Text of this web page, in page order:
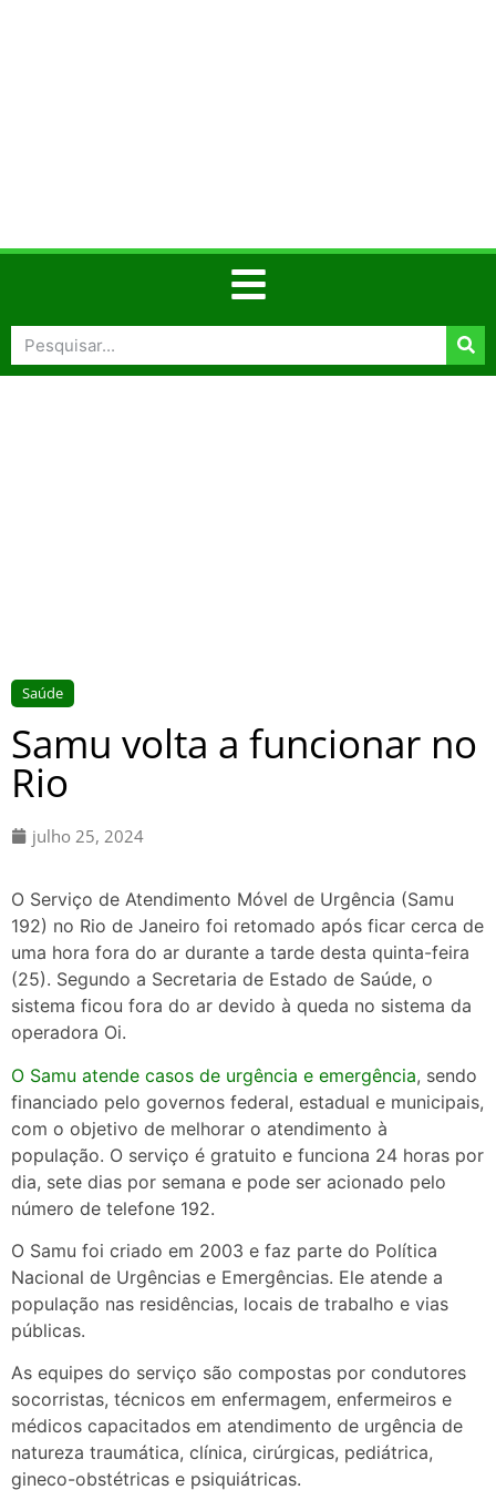
Saúde
Samu volta a funcionar no
Rio
julho 25, 2024
O Serviço de Atendimento Móvel de Urgência (Samu
192) no Rio de Janeiro foi retomado após ficar cerca de
uma hora fora do ar durante a tarde desta quinta-feira
(25). Segundo a Secretaria de Estado de Saúde, o
sistema ficou fora do ar devido à queda no sistema da
operadora Oi.
O Samu atende casos de urgência e emergência, sendo
financiado pelo governos federal, estadual e municipais,
com o objetivo de melhorar o atendimento à
população. O serviço é gratuito e funciona 24 horas por
dia, sete dias por semana e pode ser acionado pelo
número de telefone 192.
O Samu foi criado em 2003 e faz parte do Política
Nacional de Urgências e Emergências. Ele atende a
população nas residências, locais de trabalho e vias
públicas.
As equipes do serviço são compostas por condutores
socorristas, técnicos em enfermagem, enfermeiros e
médicos capacitados em atendimento de urgência de
natureza traumática, clínica, cirúrgicas, pediátrica,
gineco-obstétricas e psiquiátricas.